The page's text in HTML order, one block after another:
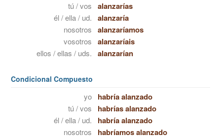
tú / vos alanzarías
él / ella / ud. alanzaría
nosotros alanzaríamos
vosotros alanzaríais
ellos / ellas / uds. alanzarían
Condicional Compuesto
yo habría alanzado
tú / vos habrías alanzado
él / ella / ud. habría alanzado
nosotros habríamos alanzado